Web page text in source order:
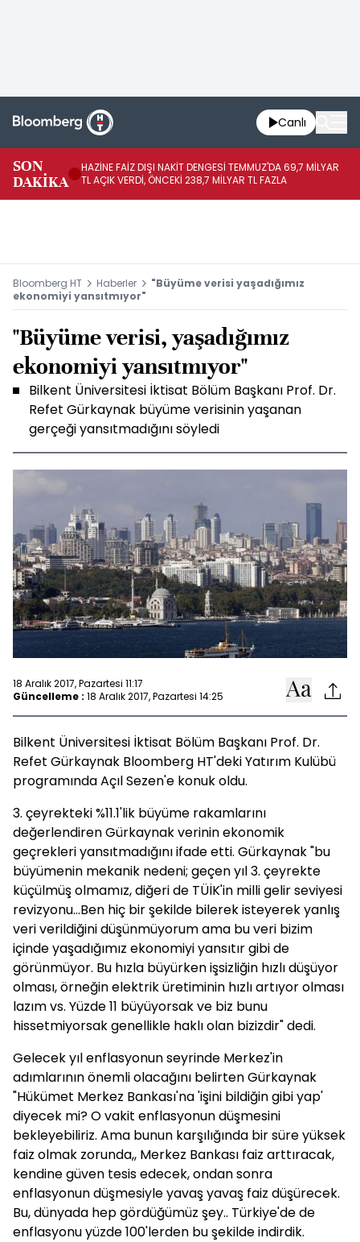
Canlı
SON
DAKİKA
HAZİNE FAİZ DIŞI NAKİT DENGESİ TEMMUZ'DA 69,7 MİLYAR
TL AÇIK VERDİ, ÖNCEKİ 238,7 MİLYAR TL FAZLA
Bloomberg HT Haberler
"Büyüme verisi yaşadığımız
ekonomiyi yansıtmıyor"
"Büyüme verisi, yaşadığımız
ekonomiyi yansıtmıyor"
Bilkent Üniversitesi İktisat Bölüm Başkanı Prof. Dr.
Refet Gürkaynak büyüme verisinin yaşanan
gerçeği yansıtmadığını söyledi
18 Aralık 2017, Pazartesi 11:17
Güncelleme : 18 Aralık 2017, Pazartesi 14:25
Bilkent Üniversitesi İktisat Bölüm Başkanı Prof. Dr.
Refet Gürkaynak Bloomberg HT'deki Yatırım Kulübü
programında Açıl Sezen'e konuk oldu.
3. çeyrekteki %11.1'lik büyüme rakamlarını
değerlendiren Gürkaynak verinin ekonomik
geçrekleri yansıtmadığını ifade etti. Gürkaynak "bu
büyümenin mekanik nedeni; geçen yıl 3. çeyrekte
küçülmüş olmamız, diğeri de TÜİK'in milli gelir seviyesi
revizyonu...Ben hiç bir şekilde bilerek isteyerek yanlış
veri verildiğini düşünmüyorum ama bu veri bizim
içinde yaşadığımız ekonomiyi yansıtır gibi de
görünmüyor. Bu hızla büyürken işsizliğin hızlı düşüyor
olması, örneğin elektrik üretiminin hızlı artıyor olması
lazım vs. Yüzde 11 büyüyorsak ve biz bunu
hissetmiyorsak genellikle haklı olan bizizdir" dedi.
Gelecek yıl enflasyonun seyrinde Merkez'in
adımlarının önemli olacağını belirten Gürkaynak
"Hükümet Merkez Bankası'na 'işini bildiğin gibi yap'
diyecek mi? O vakit enflasyonun düşmesini
bekleyebiliriz. Ama bunun karşılığında bir süre yüksek
faiz olmak zorunda,, Merkez Bankası faiz arttıracak,
kendine güven tesis edecek, ondan sonra
enflasyonun düşmesiyle yavaş yavaş faiz düşürecek.
Bu, dünyada hep gördüğümüz şey.. Türkiye'de de
enflasyonu yüzde 100'lerden bu şekilde indirdik.